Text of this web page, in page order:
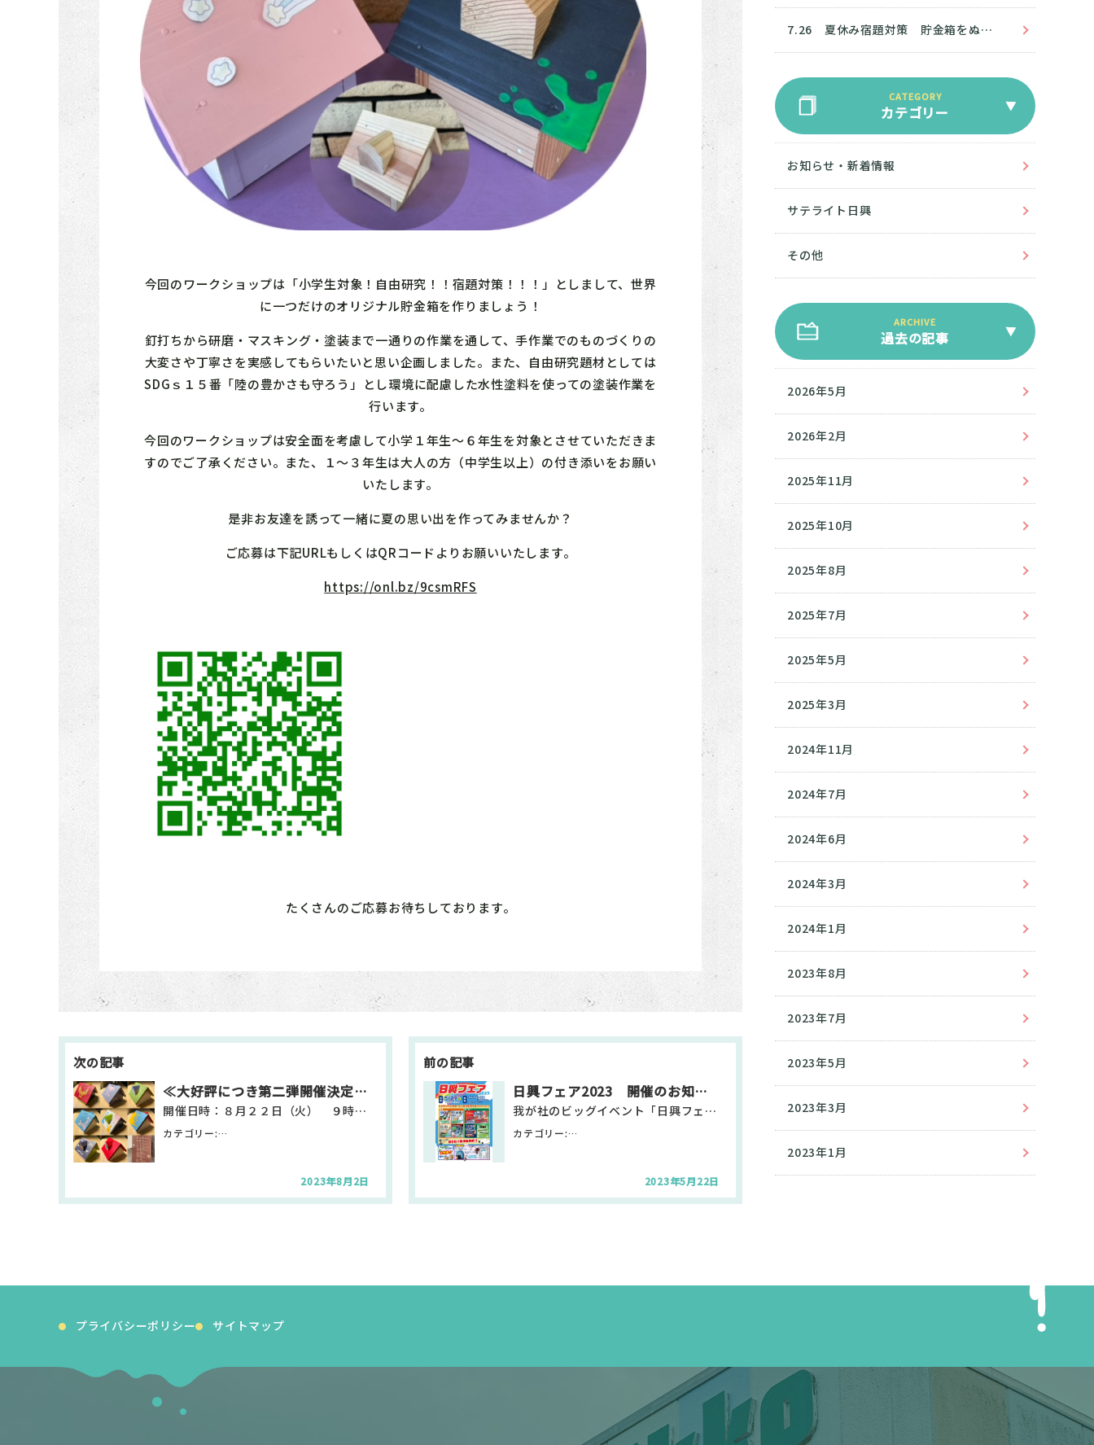
今回のワークショップは「小学生対象！自由研究！！宿題対策！！！」としまして、世界
に一つだけのオリジナル貯金箱を作りましょう！
釘打ちから研磨・マスキング・塗装まで一通りの作業を通して、手作業でのものづくりの
大変さや丁寧さを実感してもらいたいと思い企画しました。また、自由研究題材としては
SDGｓ１５番「陸の豊かさも守ろう」とし環境に配慮した水性塗料を使っての塗装作業を
行います。
今回のワークショップは安全面を考慮して小学１年生～６年生を対象とさせていただきま
すのでご了承ください。また、１～３年生は大人の方（中学生以上）の付き添いをお願い
いたします。
是非お友達を誘って一緒に夏の思い出を作ってみませんか？
ご応募は下記URLもしくはQRコードよりお願いいたします。
https://onl.bz/9csmRFS
たくさんのご応募お待ちしております。
投
日興フェア2023 開催のお知らせ
我が社のビッグイベント「日興フェア」の開催が近づいてきました！ 今回は初の試みとして会場をサテライト…
カテゴリー:
2023年5月22日
≪大好評につき第二弾開催決定≫オリジナル貯金箱作成ワークショップ
開催日時：８月２２日（火） ９時３０分～１１時３０分 開催場所：サテライト日興 日立市会瀬町４－１－…
カテゴリー:
2023年8月2日
7.26 夏休み宿題対策 貯金箱をぬろう！
カテゴリー
お知らせ・新着情報
サテライト日興
その他
過去の記事
2026年5月
2026年2月
2025年11月
2025年10月
2025年8月
2025年7月
2025年5月
2025年3月
2024年11月
2024年7月
2024年6月
2024年3月
2024年1月
2023年8月
2023年7月
2023年5月
2023年3月
2023年1月
プライバシーポリシー サイトマップ